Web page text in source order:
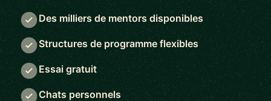
Des milliers de mentors disponibles
Structures de programme flexibles
Essai gratuit
Chats personnels